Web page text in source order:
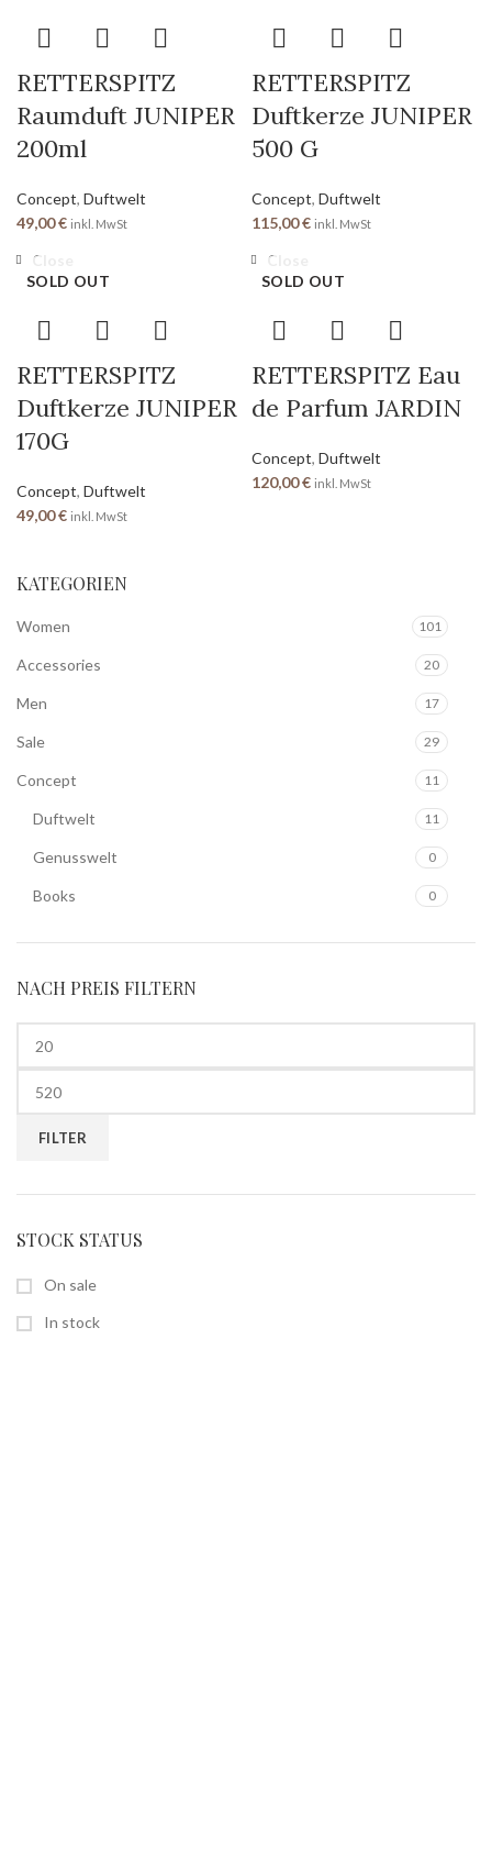
KATEGORIEN
Accessories 20
Concept 11
Books 0
Duftwelt 11
Genusswelt 0
Men 17
Sale 29
Women 101
NACH PREIS FILTERN
FILTER
STOCK STATUS
On sale
In stock
RETTERSPITZ
Raumduft JUNIPER
200ml
Concept, Duftwelt
49,00€ inkl. MwSt
RETTERSPITZ
Duftkerze JUNIPER
500 G
Concept, Duftwelt
115,00€ inkl. MwSt
SOLD OUT
Close
RETTERSPITZ
Duftkerze JUNIPER
170G
Concept, Duftwelt
49,00€ inkl. MwSt
SOLD OUT
Close
RETTERSPITZ Eau
de Parfum JARDIN
Concept, Duftwelt
120,00€ inkl. MwSt